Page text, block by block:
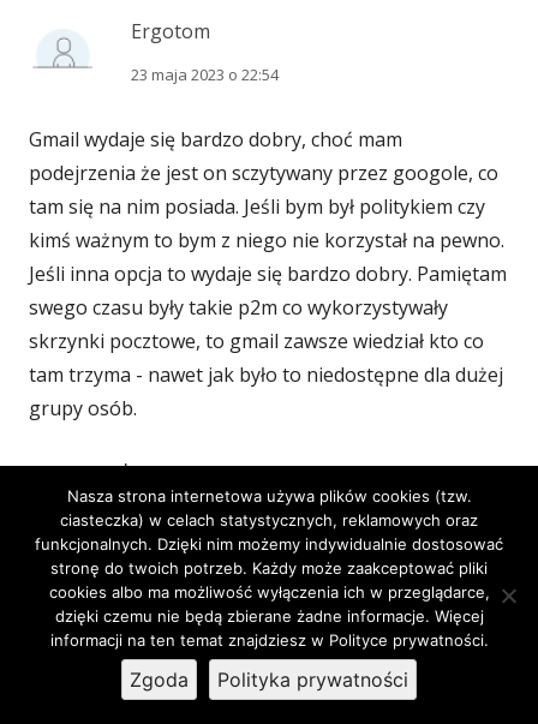
Ergotom
23 maja 2023 o 22:54
Gmail wydaje się bardzo dobry, choć mam
podejrzenia że jest on sczytywany przez googole, co
tam się na nim posiada. Jeśli bym był politykiem czy
kimś ważnym to bym z niego nie korzystał na pewno.
Jeśli inna opcja to wydaje się bardzo dobry. Pamiętam
swego czasu były takie p2m co wykorzystywały
skrzynki pocztowe, to gmail zawsze wiedział kto co
tam trzyma - nawet jak było to niedostępne dla dużej
grupy osób.
Odpowiedz ↓
Adam
5 sierpnia 2023 o 14:21
Dobry artykuł na temat bezpieczeństwa. Zwłaszcza
druga część była dla mnie bardziej interesująca.
Nasza strona internetowa używa plików cookies (tzw.
ciasteczka) w celach statystycznych, reklamowych oraz
funkcjonalnych. Dzięki nim możemy indywidualnie dostosować
stronę do twoich potrzeb. Każdy może zaakceptować pliki
cookies albo ma możliwość wyłączenia ich w przeglądarce,
dzięki czemu nie będą zbierane żadne informacje. Więcej
informacji na ten temat znajdziesz w Polityce prywatności.
Zgoda Polityka prywatności